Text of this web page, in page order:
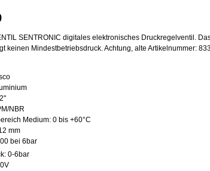
SENTRONIC digitales elektronisches Druckregelventil.
keinen Mindestbetriebsdruck. Achtung, alte Artikelnummer:
NBR
Medium: 0 bis +60°C
mm
bei 6bar
0-6bar